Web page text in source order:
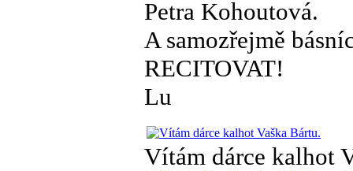
Petra Kohoutová.
A samozřejmě
RECITOVAT!
Lu
Vítám dárce kalhot